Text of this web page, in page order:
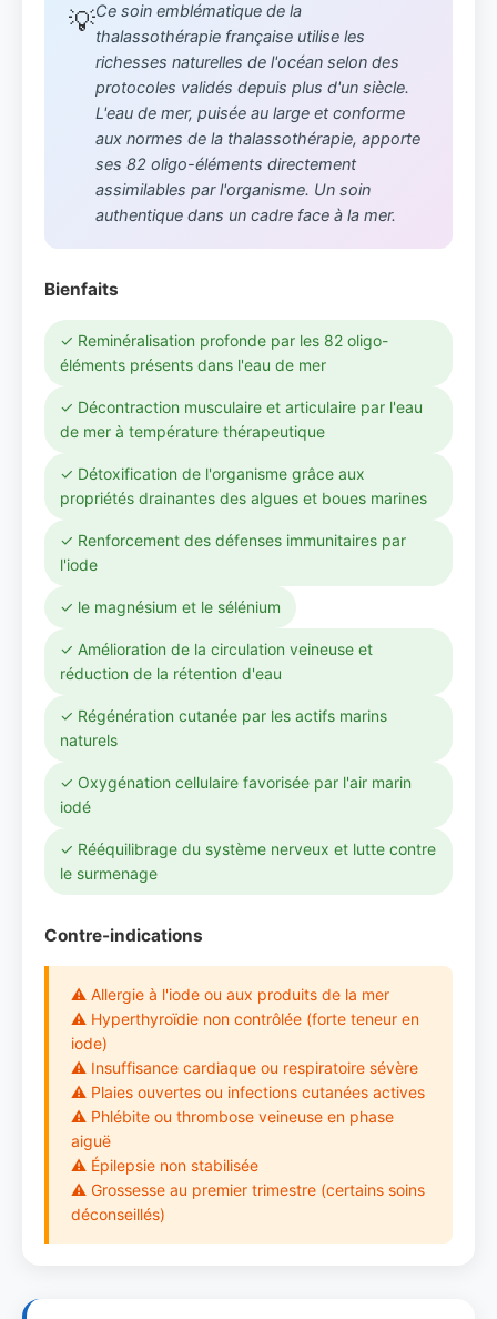
💡Ce soin emblématique de la
thalassothérapie française utilise les
richesses naturelles de l'océan selon des
protocoles validés depuis plus d'un siècle.
L'eau de mer, puisée au large et conforme
aux normes de la thalassothérapie, apporte
ses 82 oligo-éléments directement
assimilables par l'organisme. Un soin
authentique dans un cadre face à la mer.
Bienfaits
✓ Reminéralisation profonde par les 82 oligo-
éléments présents dans l'eau de mer
✓ Décontraction musculaire et articulaire par l'eau
de mer à température thérapeutique
✓ Détoxification de l'organisme grâce aux
propriétés drainantes des algues et boues marines
✓ Renforcement des défenses immunitaires par
l'iode
✓ le magnésium et le sélénium
✓ Amélioration de la circulation veineuse et
réduction de la rétention d'eau
✓ Régénération cutanée par les actifs marins
naturels
✓ Oxygénation cellulaire favorisée par l'air marin
iodé
✓ Rééquilibrage du système nerveux et lutte contre
le surmenage
Contre-indications
⚠ Allergie à l'iode ou aux produits de la mer
⚠ Hyperthyroïdie non contrôlée (forte teneur en
iode)
⚠ Insuffisance cardiaque ou respiratoire sévère
⚠ Plaies ouvertes ou infections cutanées actives
⚠ Phlébite ou thrombose veineuse en phase
aiguë
⚠ Épilepsie non stabilisée
⚠ Grossesse au premier trimestre (certains soins
déconseillés)